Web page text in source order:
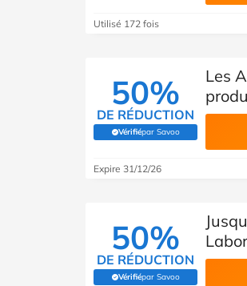
Utilisé 172 fois
50%
DE RÉDUCTION
Vérifiépar Savoo
(Vérifié par Savoo)
Les
Expire 31/12/26
50%
DE RÉDUCTION
Vérifiépar Savoo
(Vérifié par Savoo)